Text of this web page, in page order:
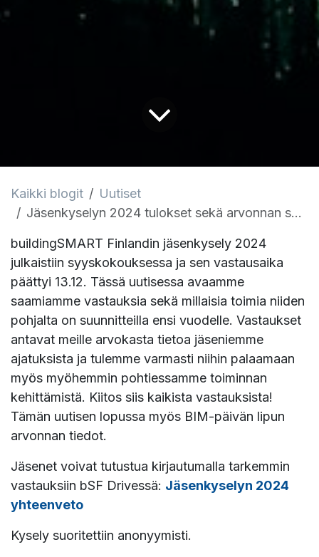
Kaikki blogit
Uutiset
Jäsenkyselyn 2024 tulokset sekä arvonnan suorittaminen
buildingSMART Finlandin jäsenkysely 2024
julkaistiin syyskokouksessa ja sen vastausaika
päättyi 13.12. Tässä uutisessa avaamme
saamiamme vastauksia sekä millaisia toimia niiden
pohjalta on suunnitteilla ensi vuodelle. Vastaukset
antavat meille arvokasta tietoa jäseniemme
ajatuksista ja tulemme varmasti niihin palaamaan
myös myöhemmin pohtiessamme toiminnan
kehittämistä. Kiitos siis kaikista vastauksista!
Tämän uutisen lopussa myös BIM-päivän lipun
arvonnan tiedot.
Jäsenet voivat tutustua kirjautumalla tarkemmin
vastauksiin bSF Drivessä: Jäsenkyselyn 2024
yhteenveto
Kysely suoritettiin anonyymisti.